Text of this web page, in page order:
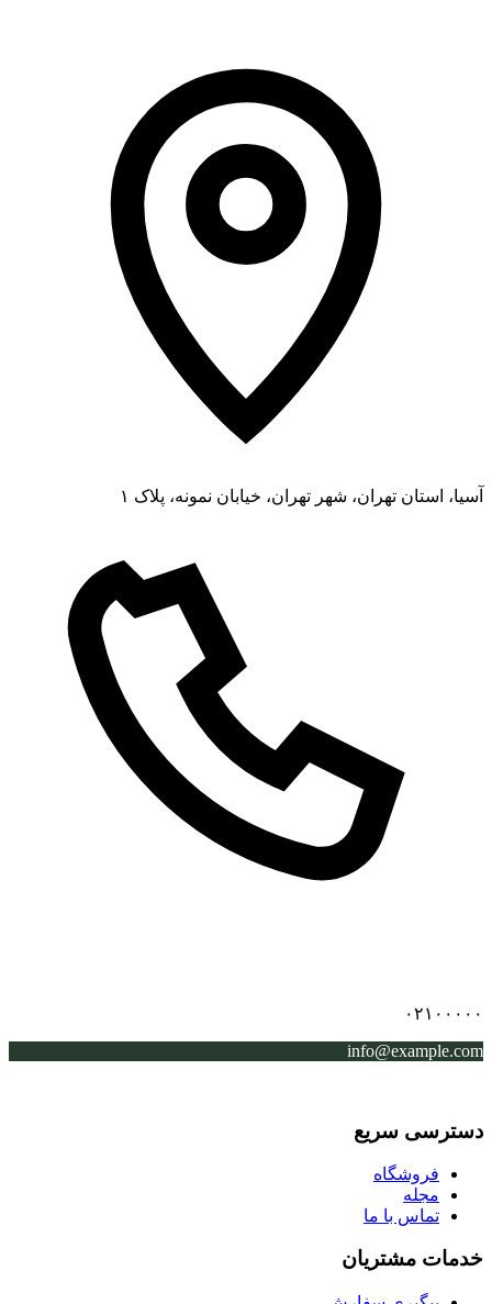
آسیا، استان تهران، شهر تهران، خیابان نمونه، پلاک ۱
۰۲۱۰۰۰۰۰
info@example.com
دسترسی سریع
فروشگاه
مجله
تماس با ما
خدمات مشتریان